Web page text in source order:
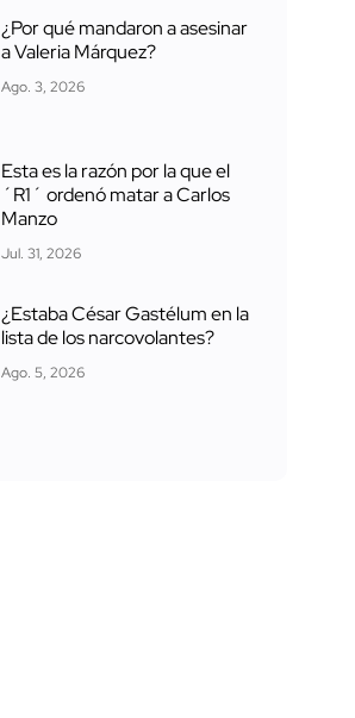
¿Por qué mandaron a asesinar
a Valeria Márquez?
Ago. 3, 2026
Esta es la razón por la que el
´R1´ ordenó matar a Carlos
Manzo
Jul. 31, 2026
¿Estaba César Gastélum en la
lista de los narcovolantes?
Ago. 5, 2026